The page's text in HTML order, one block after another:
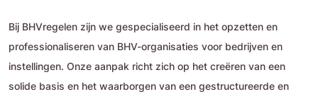
Bij BHVregelen zijn we gespecialiseerd in het opzetten en
professionaliseren van BHV-organisaties voor bedrijven en
instellingen. Onze aanpak richt zich op het creëren van een
solide basis en het waarborgen van een gestructureerde en